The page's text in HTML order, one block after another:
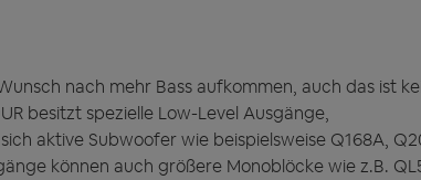
nach mehr Bass aufkommen, auch das ist
besitzt spezielle Low-Level Ausgänge,
aktive Subwoofer wie beispielsweise Q168A,
können auch größere Monoblöcke wie z.B.